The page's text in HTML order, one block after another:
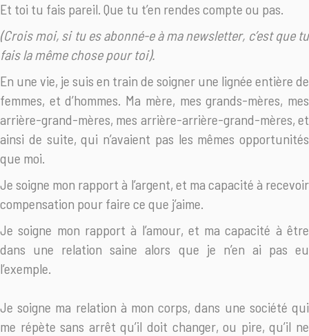
Et toi tu fais pareil. Que tu t’en rendes compte ou pas.
(Crois moi, si tu es abonné-e à ma newsletter, c’est que tu
fais la même chose pour toi).
En une vie, je suis en train de soigner une lignée entière de
femmes, et d’hommes. Ma mère, mes grands-mères, mes
arrière-grand-mères, mes arrière-arrière-grand-mères, et
ainsi de suite, qui n’avaient pas les mêmes opportunités
que moi.
Je soigne mon rapport à l’argent, et ma capacité à recevoir
compensation pour faire ce que j’aime.
Je soigne mon rapport à l’amour, et ma capacité à être
dans une relation saine alors que je n’en ai pas eu
l’exemple.
Je soigne ma relation à mon corps, dans une société qui
me répète sans arrêt qu’il doit changer, ou pire, qu’il ne